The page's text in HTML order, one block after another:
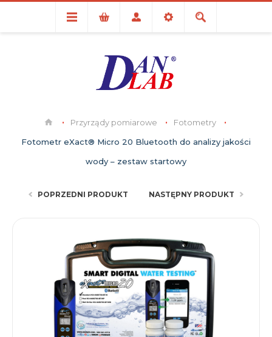
Przyrządy pomiarowe
Fotometry
Fotometr eXact® Micro 20 Bluetooth do analizy jakości
wody – zestaw startowy
POPRZEDNI PRODUKT NASTĘPNY PRODUKT